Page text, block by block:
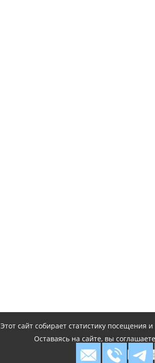
Этот сайт собирает статистику посещения
Оставаясь на сайте, вы
Я